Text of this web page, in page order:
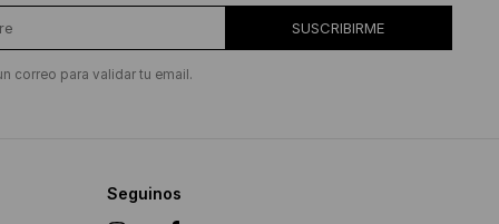
SUSCRIBIRME
correo para validar tu email.
Seguinos